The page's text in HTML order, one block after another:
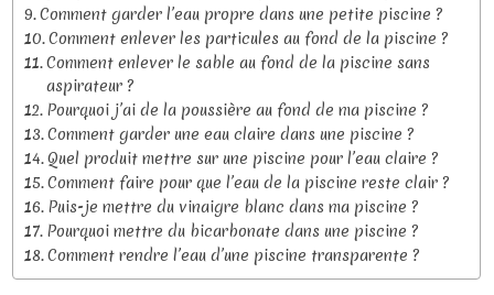
Comment garder l’eau propre dans une petite piscine ?
Comment enlever les particules au fond de la piscine ?
Comment enlever le sable au fond de la piscine sans
aspirateur ?
Pourquoi j’ai de la poussière au fond de ma piscine ?
Comment garder une eau claire dans une piscine ?
Quel produit mettre sur une piscine pour l’eau claire ?
Comment faire pour que l’eau de la piscine reste clair ?
Puis-je mettre du vinaigre blanc dans ma piscine ?
Pourquoi mettre du bicarbonate dans une piscine ?
Comment rendre l’eau d’une piscine transparente ?